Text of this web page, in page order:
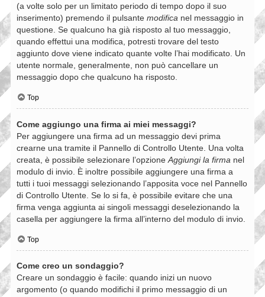
(a volte solo per un limitato periodo di tempo dopo il suo
inserimento) premendo il pulsante modifica nel messaggio in
questione. Se qualcuno ha già risposto al tuo messaggio,
quando effettui una modifica, potresti trovare del testo
aggiunto dove viene indicato quante volte l’hai modificato. Un
utente normale, generalmente, non può cancellare un
messaggio dopo che qualcuno ha risposto.
Top
Come aggiungo una firma ai miei messaggi?
Per aggiungere una firma ad un messaggio devi prima
crearne una tramite il Pannello di Controllo Utente. Una volta
creata, è possibile selezionare l’opzione Aggiungi la firma nel
modulo di invio. È inoltre possibile aggiungere una firma a
tutti i tuoi messaggi selezionando l’apposita voce nel Pannello
di Controllo Utente. Se lo si fa, è possibile evitare che una
firma venga aggiunta ai singoli messaggi deselezionando la
casella per aggiungere la firma all’interno del modulo di invio.
Top
Come creo un sondaggio?
Creare un sondaggio è facile: quando inizi un nuovo
argomento (o quando modifichi il primo messaggio di un